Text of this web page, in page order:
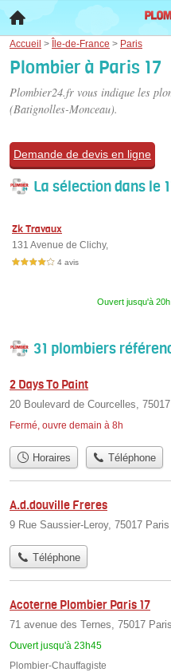
Accueil > Île-de-France > Paris
Plombier à Paris 17
Plombier24.fr vous indique les
(Batignolles-Monceau).
Demande de devis en ligne
La sélection dans le
Zk Travaux
131 Avenue de Clichy,
4,0 étoiles sur 5 4 avis
Ouvert jusqu'à 20h
31 plombiers
2 Days To Paint
20 Boulevard de Courcelles,
Fermé, ouvre demain à 8h
Horaires Téléphone
A.d.douville Freres
9 Rue Saussier-Leroy, 75017 Paris
Téléphone
Acoterne Plombier Paris 17
71 avenue des Ternes, 75017 Paris
Ouvert jusqu'à 23h45
Plombier-Chauffagiste